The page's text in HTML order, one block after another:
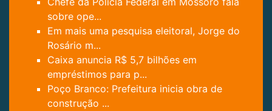
sobre ope...
Em mais uma pesquisa eleitoral, Jorge do
Rosário m...
Caixa anuncia R$ 5,7 bilhões em
empréstimos para p...
Poço Branco: Prefeitura inicia obra de
construção ...